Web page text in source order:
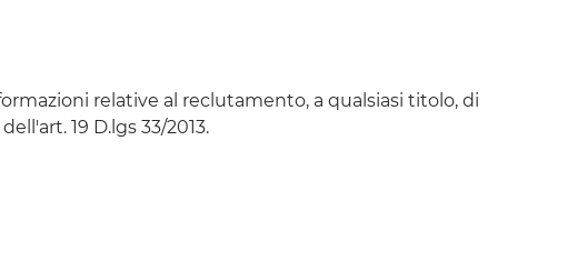
relative al reclutamento, a qualsiasi titolo, di
19 D.lgs 33/2013.